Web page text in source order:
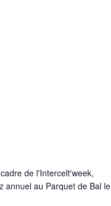
de l'Intercelt'week,
annuel au Parquet de Bal le